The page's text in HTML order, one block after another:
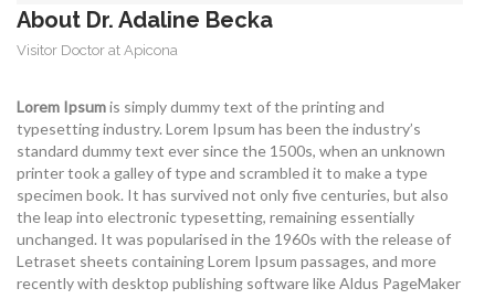
About Dr. Adaline Becka
Visitor Doctor at Apicona
Lorem Ipsumis simply dummy text of the printing and
typesetting industry. Lorem Ipsum has been the industry’s
standard dummy text ever since the 1500s, when an unknown
printer took a galley of type and scrambled it to make a type
specimen book. It has survived not only five centuries, but also
the leap into electronic typesetting, remaining essentially
unchanged. It was popularised in the 1960s with the release of
Letraset sheets containing Lorem Ipsum passages, and more
recently with desktop publishing software like Aldus PageMaker